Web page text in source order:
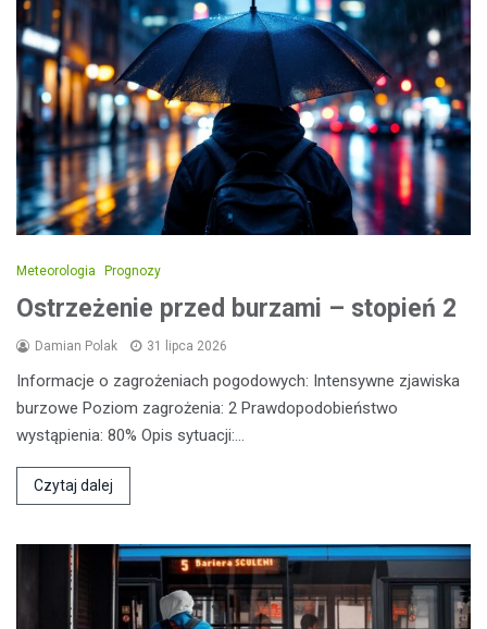
Meteorologia Prognozy
Ostrzeżenie przed burzami – stopień 2
Damian Polak 31 lipca 2026
Informacje o zagrożeniach pogodowych: Intensywne zjawiska
burzowe Poziom zagrożenia: 2 Prawdopodobieństwo
wystąpienia: 80% Opis sytuacji:…
Czytaj dalej